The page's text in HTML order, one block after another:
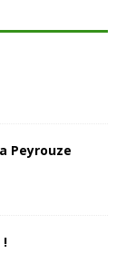
Peyrouze
!